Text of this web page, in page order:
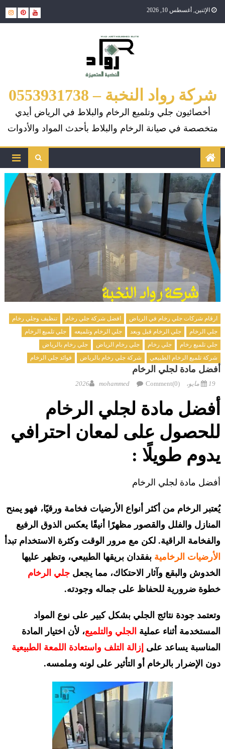
Skip
الإثنين, أغسطس 10, 2026
شركة رواد النخبة – 0553931738
أخصائيون جلي وتلميع الرخام والبلاط في الرياض أيدي
متخصصة في صيانة الرخام والبلاط بأحدث المواد والأدوات
ارقام شركات جلي رخام في الرياض افضل شركة جلي رخام
تنظيف وجلي رخام
جلي الرخام
جلي الرخام قبل وبعد جلي الرخام وتلميعه
جلي تلميع الرخام
جلي تلميع رخام
جلي رخام جلي رخام الرياض
جلي رخام بالرياض
شركة تلميع الرخام الطبيعي
شركة جلي رخام بالرياض فوائد جلي الرخام
أفضل مادة لجلي الرخام
Posted 19 مايو، 2026 Author mohammed Comment(0)
أفضل مادة لجلي الرخام
للحصول على لمعان احترافي
يدوم طويلًا :
أفضل مادة لجلي الرخام
يُعتبر الرخام من أكثر أنواع الأرضيات فخامة ورقيًا، فهو يمنح
المنازل والفلل والقصور مظهرًا أنيقًا يعكس الذوق الرفيع
والفخامة الراقية. لكن مع مرور الوقت وكثرة الاستخدام تبدأ
الأرضيات الرخامية بفقدان بريقها الطبيعي، وتظهر عليها
الخدوش والبقع وآثار الاحتكاك، مما يجعل جلي الرخام
خطوة ضرورية للحفاظ على جماله وجودته.
وتعتمد جودة نتائج الجلي بشكل كبير على نوع المواد
المستخدمة أثناء عملية الجلي والتلميع، لأن اختيار المادة
المناسبة يساعد على إزالة التلف واستعادة اللمعة الطبيعية
دون الإضرار بالرخام أو التأثير على لونه وملمسه.